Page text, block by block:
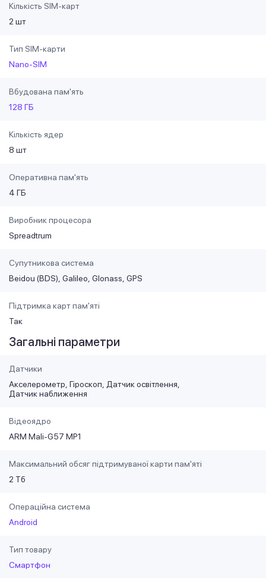
Кількість SIM-карт
2 шт
Тип SIM-карти
Nano-SIM
Вбудована пам'ять
128 ГБ
Кількість ядер
8 шт
Оперативна пам'ять
4 ГБ
Виробник процесора
Spreadtrum
Супутникова система
Beidou (BDS) Galileo Glonass GPS
Підтримка карт пам'яті
Так
Загальні параметри
Датчики
Акселерометр Гіроскоп
Датчик освітлення
Датчик наближення
Відеоядро
ARM Mali-G57 MP1
Максимальний обсяг підтримуваної карти пам'яті
2 Тб
Операційна система
Android
Тип товару
Смартфон